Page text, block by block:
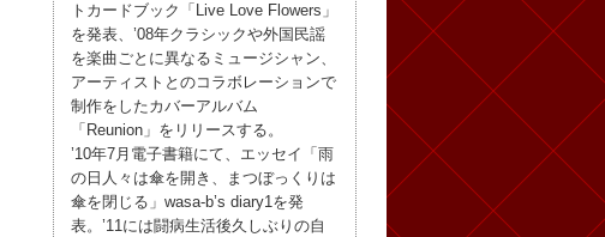
トカードブック「Live Love Flowers」
を発表、’08年クラシックや外国民謡
を楽曲ごとに異なるミュージシャン、
アーティストとのコラボレーションで
制作をしたカバーアルバム
「Reunion」をリリースする。
’10年7月電子書籍にて、エッセイ「雨
の日人々は傘を開き、まつぼっくりは
傘を閉じる」wasa-b’s diary1を発
表。’11には闘病生活後久しぶりの自